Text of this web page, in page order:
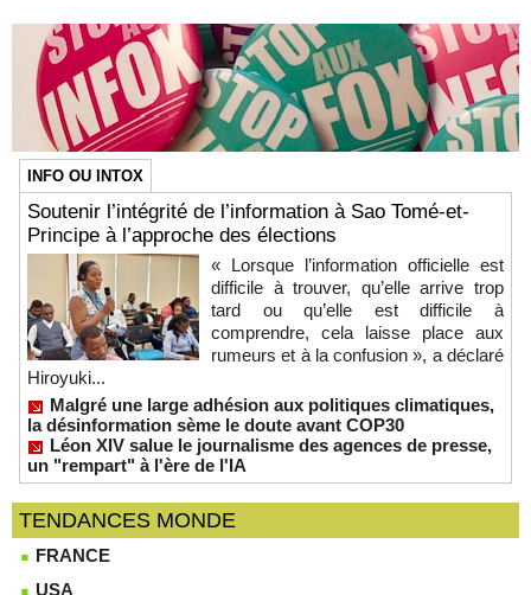
INFO OU INTOX
Soutenir l’intégrité de l’information à Sao Tomé-et-
Principe à l’approche des élections
« Lorsque l’information officielle est
difficile à trouver, qu’elle arrive trop
tard ou qu’elle est difficile à
comprendre, cela laisse place aux
rumeurs et à la confusion », a déclaré
Hiroyuki...
Malgré une large adhésion aux politiques climatiques,
la désinformation sème le doute avant COP30
Léon XIV salue le journalisme des agences de presse,
un "rempart" à l'ère de l'IA
TENDANCES MONDE
FRANCE
USA